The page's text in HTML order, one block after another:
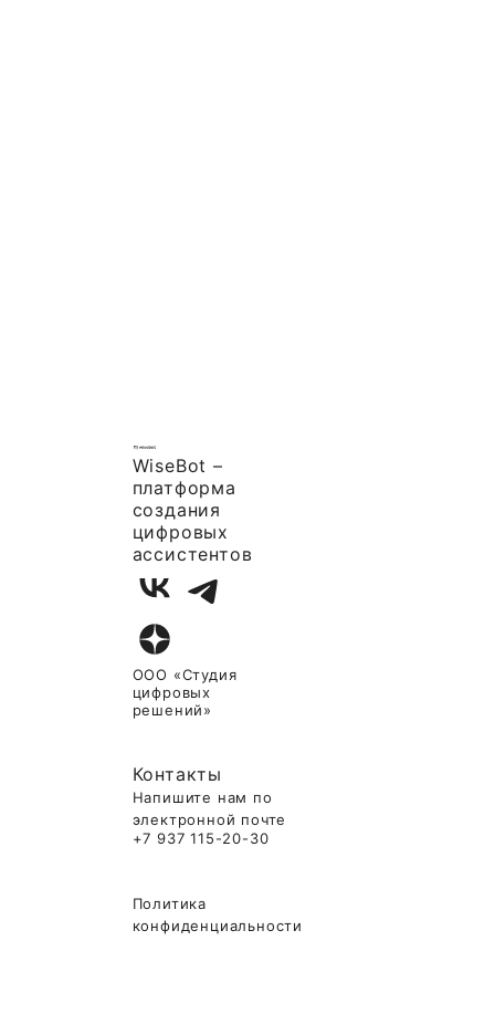
WiseBot –
платформа
создания
цифровых
ассистентов
ООО «Студия
цифровых
решений»
Контакты
Напишите нам по
электронной почте
+7 937 115-20-30
Политика
конфиденциальности